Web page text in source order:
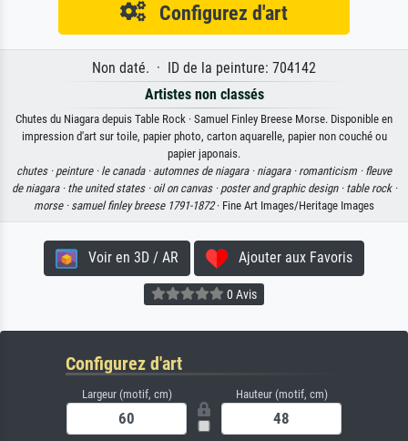
Configurez d'art
Non daté. · ID de la peinture: 704142
Artistes non classés
Chutes du Niagara depuis Table Rock · Samuel Finley Breese Morse. Disponible en
impression d'art sur toile, papier photo, carton aquarelle, papier non couché ou
papier japonais.
chutes · peinture · le canada · automnes de niagara · niagara · romanticism · fleuve
de niagara · the united states · oil on canvas · poster and graphic design · table rock ·
morse · samuel finley breese 1791-1872· Fine Art Images/Heritage Images
Voir en 3D / AR Ajouter aux Favoris
0 Avis
Configurez d'art
Largeur (motif, cm) Hauteur (motif, cm)